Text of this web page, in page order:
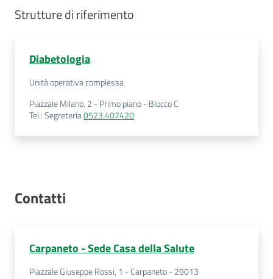
ed Enti
Seguici
Strutture di riferimento
Diabetologia
Unità operativa complessa
Piazzale Milano, 2 - Primo piano - Blocco C
Tel.:Segreteria0523.407420
Contatti
Carpaneto - Sede Casa della Salute
Piazzale Giuseppe Rossi, 1 - Carpaneto - 29013